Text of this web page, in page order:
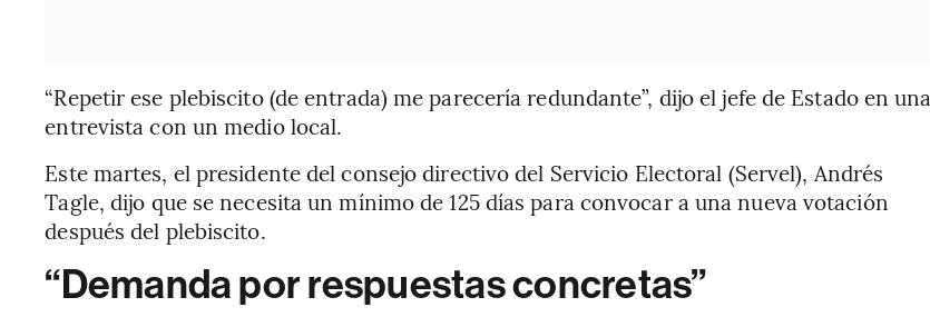
“Repetir ese plebiscito (de entrada) me parecería redundante”, dijo el jefe de Estado en una
entrevista con un medio local.
Este martes, el presidente del consejo directivo del Servicio Electoral (Servel), Andrés
Tagle, dijo que se necesita un mínimo de 125 días para convocar a una nueva votación
después del plebiscito.
“Demanda por respuestas concretas”